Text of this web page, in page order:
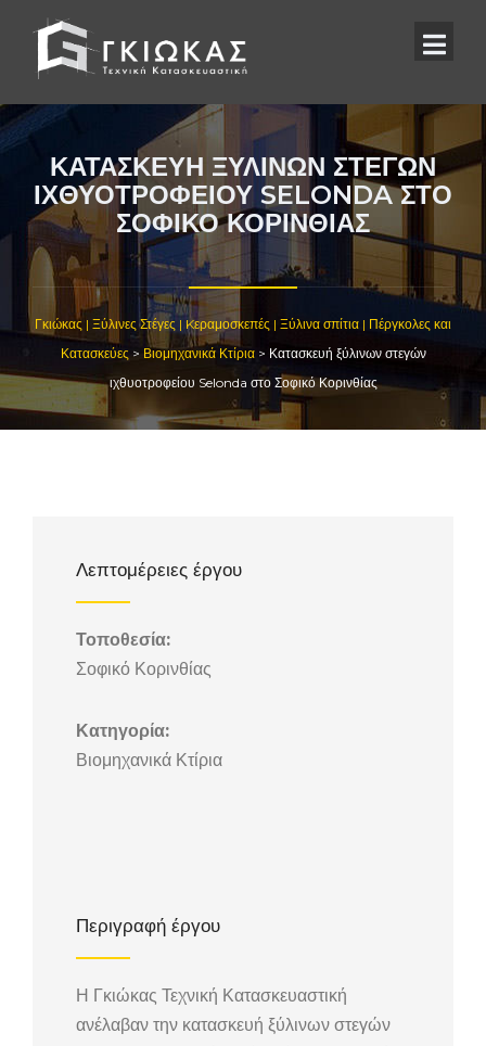
ΚΑΤΑΣΚΕΥΉ ΞΎΛΙΝΩΝ ΣΤΕΓΏΝ
ΙΧΘΥΟΤΡΟΦΕΊΟΥ SELONDA ΣΤΟ
ΣΟΦΙΚΌ ΚΟΡΙΝΘΊΑΣ
Γκιώκας | Ξύλινες Στέγες | Kεραμοσκεπές | Ξύλινα σπίτια | Πέργκολες και
Κατασκεύες > Βιομηχανικά Κτίρια> Κατασκευή ξύλινων στεγών
ιχθυοτροφείου Selonda στο Σοφικό Κορινθίας
Λεπτομέρειες έργου
Τοποθεσία:
Σοφικό Κορινθίας
Κατηγορία:
Βιομηχανικά Κτίρια
Περιγραφή έργου
Η Γκιώκας Τεχνική Κατασκευαστική
ανέλαβαν την κατασκευή ξύλινων στεγών